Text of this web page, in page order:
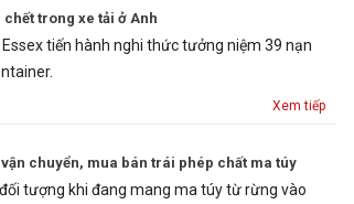
trong xe tải ở Anh
tiến hành nghi thức tưởng niệm 39 nạn
Xem tiếp
chuyển, mua bán trái phép chất ma túy
tượng khi đang mang ma túy từ rừng vào